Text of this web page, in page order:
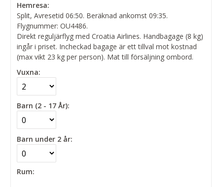
Hemresa:
Split, Avresetid 06:50. Beräknad ankomst 09:35.
Flygnummer: OU4486.
Direkt reguljärflyg med Croatia Airlines. Handbagage (8 kg)
ingår i priset. Incheckad bagage är ett tillval mot kostnad
(max vikt 23 kg per person). Mat till försäljning ombord.
Vuxna:
Barn (2 - 17 År):
Barn under 2 år:
Rum: